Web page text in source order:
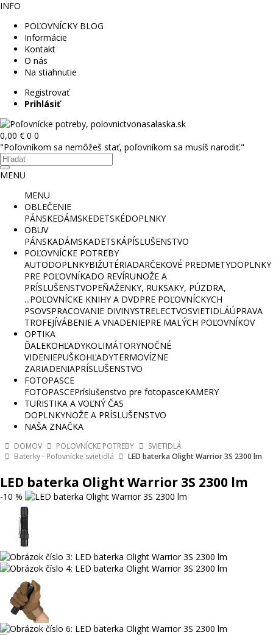
INFO
POĽOVNÍCKY BLOG
Informácie
Kontakt
O nás
Na stiahnutie
Registrovať
Prihlásiť
0,00 € 0 0
"Poľovníkom sa nemôžeš stať, poľovníkom sa musíš narodiť."
MENU
MENU
OBLEČENIE
PÁNSKEDÁMSKEDETSKÉDOPLNKY
OBUV
PÁNSKADÁMSKADETSKÁPÍSLUŠENSTVO
POĽOVNÍCKE POTREBY
AUTODOPLNKYBIŽUTÉRIADARČEKOVÉ PREDMETYDOPLNKY
PRE POĽOVNÍKADO REVÍRUNOŽE A
PRÍSLUŠENSTVOPEŇAŽENKY, RUKSAKY, PÚZDRA,
...POĽOVNÍCKE KNIHY A DVDPRE POĽOVNÍCKYCH
PSOVSPRACOVANIE DIVINYSTRELECTVOSVIETIDLÁÚPRAVA
TROFEJÍVÁBENIE A VNADENIEPRE MALÝCH POĽOVNÍKOV
OPTIKA
ĎALEKOHĽADYKOLIMÁTORYNOČNÉ
VIDENIEPUŠKOHĽADYTERMOVÍZNE
ZARIADENIAPRÍSLUŠENSTVO
FOTOPASCE
FOTOPASCEPríslušenstvo pre fotopasceKAMERY
TURISTIKA A VOĽNÝ ČAS
DOPLNKYNOŽE A PRÍSLUŠENSTVO
NAŠA ZNAČKA
DOMOV POĽOVNÍCKE POTREBY
SVIETIDLÁ
Baterky - Poľovnícke svietidlá
LED baterka Olight Warrior 3S 2300 lm
LED baterka Olight Warrior 3S 2300 lm
-10 %